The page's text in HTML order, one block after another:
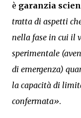
è garanzia
tratta di aspetti
nella fase in cui il
sperimentale
di emergenza)
la capacità di
confermata».